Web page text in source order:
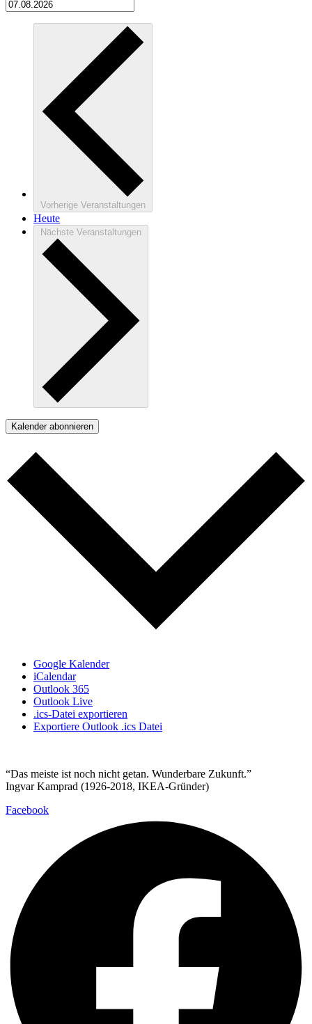
Vorherige Veranstaltungen
Heute
Nächste Veranstaltungen
Kalender abonnieren
Google Kalender
iCalendar
Outlook 365
Outlook Live
.ics-Datei exportieren
Exportiere Outlook .ics Datei
“Das meiste ist noch nicht getan. Wunderbare Zukunft.”
Ingvar Kamprad (1926-2018, IKEA-Gründer)
Facebook